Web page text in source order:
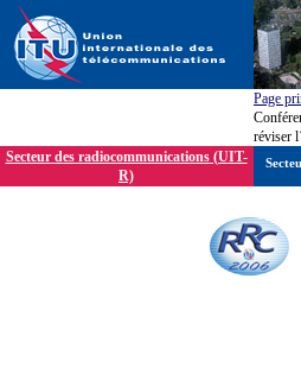
Page
réviser
Secteur des radiocommunications (UIT-
R)